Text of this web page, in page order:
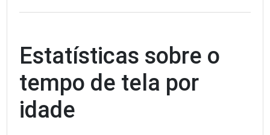
Estatísticas sobre o
tempo de tela por
idade